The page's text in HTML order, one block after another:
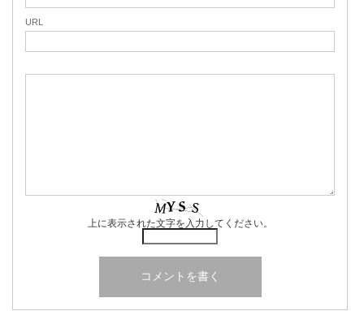
URL
上に表示された文字を入力してください。